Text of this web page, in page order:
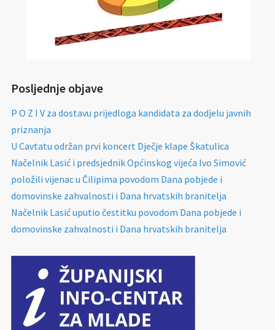
Posljednje objave
P O Z I V za dostavu prijedloga kandidata za dodjelu javnih
priznanja
U Cavtatu održan prvi koncert Dječje klape Škatulica
Načelnik Lasić i predsjednik Općinskog vijeća Ivo Simović
položili vijenac u Čilipima povodom Dana pobjede i
domovinske zahvalnosti i Dana hrvatskih branitelja
Načelnik Lasić uputio čestitku povodom Dana pobjede i
domovinske zahvalnosti i Dana hrvatskih branitelja